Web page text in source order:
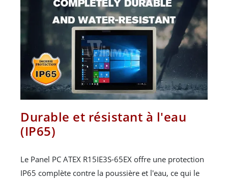
Durable et résistant à l'eau
(IP65)
Le Panel PC ATEX R15IE3S-65EX offre une protection
IP65 complète contre la poussière et l'eau, ce qui le